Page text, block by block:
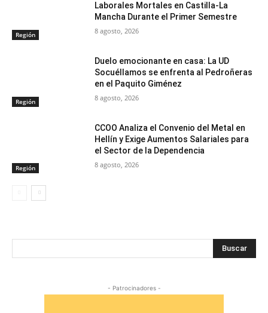
Región
Laborales Mortales en Castilla-La
Mancha Durante el Primer Semestre
8 agosto, 2026
Región
Duelo emocionante en casa: La UD
Socuéllamos se enfrenta al Pedroñeras
en el Paquito Giménez
8 agosto, 2026
Región
CCOO Analiza el Convenio del Metal en
Hellín y Exige Aumentos Salariales para
el Sector de la Dependencia
8 agosto, 2026
Buscar
- Patrocinadores -